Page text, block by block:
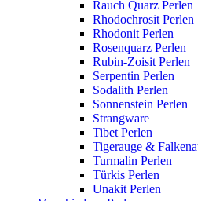
Rauch Quarz Perlen
Rhodochrosit Perlen
Rhodonit Perlen
Rosenquarz Perlen
Rubin-Zoisit Perlen
Serpentin Perlen
Sodalith Perlen
Sonnenstein Perlen
Strangware
Tibet Perlen
Tigerauge &
Turmalin Perlen
Türkis Perlen
Unakit Perlen